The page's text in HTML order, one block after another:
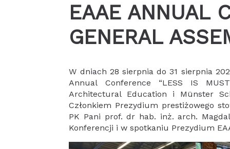
EAAE ANNUAL CONFERENCE AND
GENERAL
W dniach 28 sierpnia do 31 sierpnia
Annual Conference “LESS IS
Architectural Education i Münster
Członkiem Prezydium prestiżowego
PK Pani prof. dr hab. inż. arch.
Konferencji i w spotkaniu Prezydium